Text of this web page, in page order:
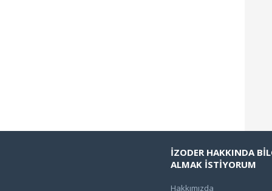
İZODER HAKKINDA
ALMAK İSTİYORUM
Hakkımızda